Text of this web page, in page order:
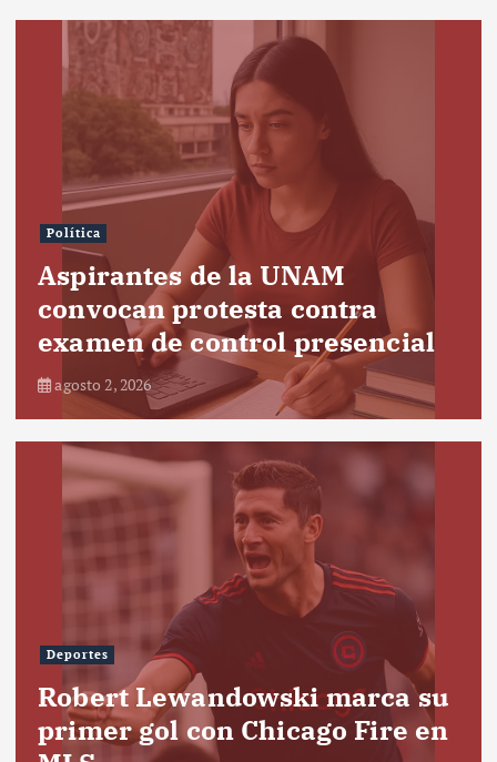
Política
Aspirantes de la UNAM
convocan protesta contra
examen de control presencial
agosto 2, 2026
Deportes
Robert Lewandowski marca su
primer gol con Chicago Fire en